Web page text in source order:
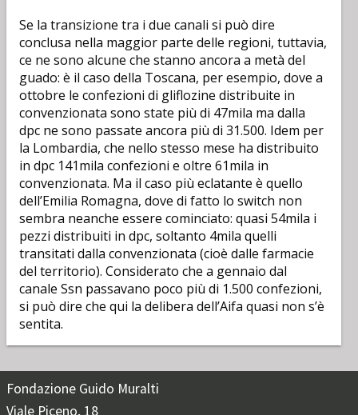
Se la transizione tra i due canali si può dire
conclusa nella maggior parte delle regioni, tuttavia,
ce ne sono alcune che stanno ancora a metà del
guado: è il caso della Toscana, per esempio, dove a
ottobre le confezioni di gliflozine distribuite in
convenzionata sono state più di 47mila ma dalla
dpc ne sono passate ancora più di 31.500. Idem per
la Lombardia, che nello stesso mese ha distribuito
in dpc 141mila confezioni e oltre 61mila in
convenzionata. Ma il caso più eclatante è quello
dell’Emilia Romagna, dove di fatto lo switch non
sembra neanche essere cominciato: quasi 54mila i
pezzi distribuiti in dpc, soltanto 4mila quelli
transitati dalla convenzionata (cioè dalle farmacie
del territorio). Considerato che a gennaio dal
canale Ssn passavano poco più di 1.500 confezioni,
si può dire che qui la delibera dell’Aifa quasi non s’è
sentita.
Fondazione Guido Muralti
Viale Piceno, 18